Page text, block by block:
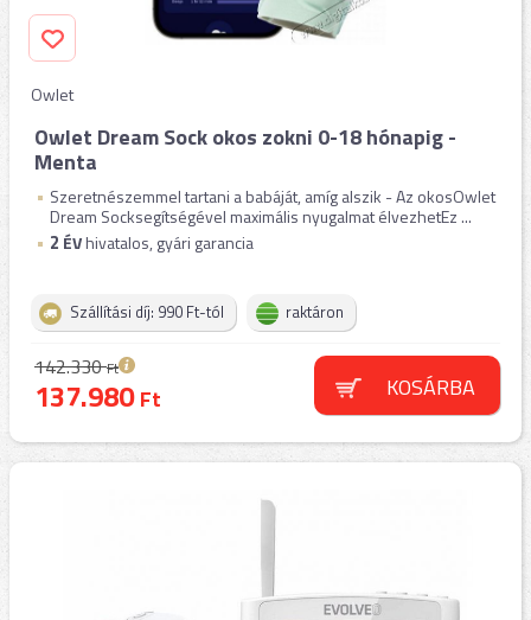
Owlet
Owlet Dream Sock okos zokni 0-18 hónapig -
Menta
Szeretnészemmel tartani a babáját, amíg alszik - Az okosOwlet
Dream Socksegítségével maximális nyugalmat élvezhetEz ...
2 ÉVhivatalos, gyári garancia
Szállítási díj: 990 Ft-tól raktáron
142.330Ft
137.980Ft KOSÁRBA